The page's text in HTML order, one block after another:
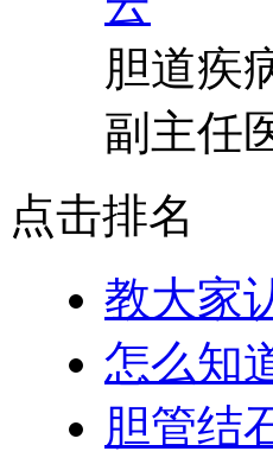
胆道疾
副主任
点击排名
教大家
怎么知
胆管结